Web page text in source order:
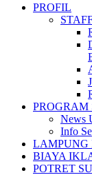
PROFIL
PROGRAM
News
Info
LAMPUNG
BIAYA
POTRET